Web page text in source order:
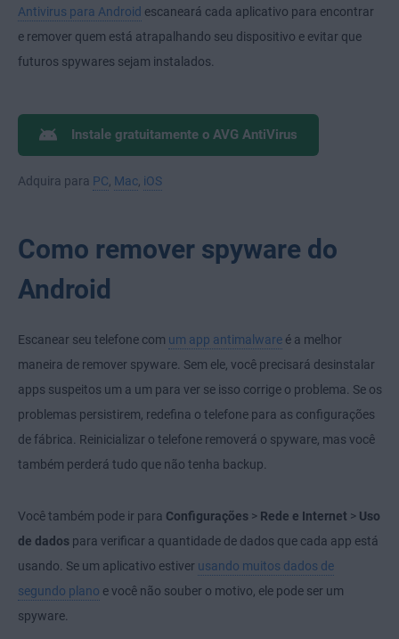
Antivirus para Android escaneará cada aplicativo para encontrar
e remover quem está atrapalhando seu dispositivo e evitar que
futuros spywares sejam instalados.
Instale gratuitamente o AVG AntiVirus
Adquira para PC, Mac, iOS
Como remover spyware do
Android
Escanear seu telefone com um app antimalware é a melhor
maneira de remover spyware. Sem ele, você precisará desinstalar
apps suspeitos um a um para ver se isso corrige o problema. Se os
problemas persistirem, redefina o telefone para as configurações
de fábrica. Reinicializar o telefone removerá o spyware, mas você
também perderá tudo que não tenha backup.
Você também pode ir para Configurações > Rede e Internet > Uso
de dados para verificar a quantidade de dados que cada app está
usando. Se um aplicativo estiver usando muitos dados de
segundo plano e você não souber o motivo, ele pode ser um
spyware.